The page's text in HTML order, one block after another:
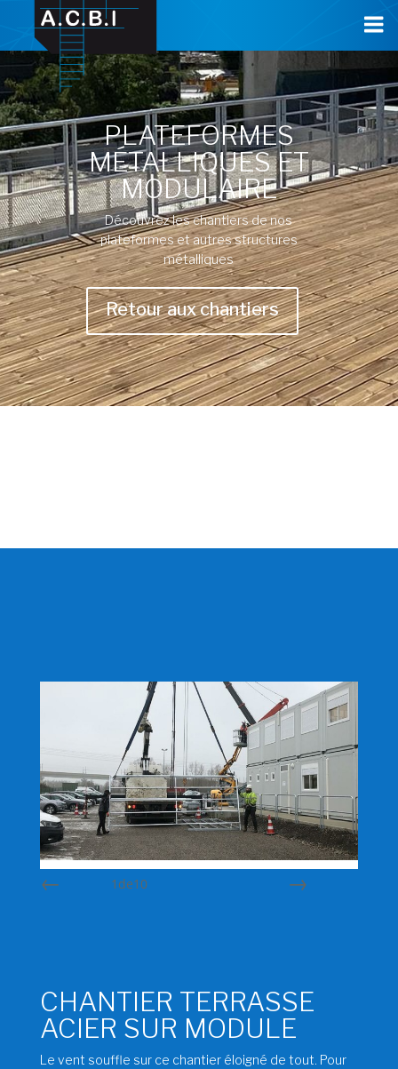
PLATEFORMES
MÉTALLIQUES ET
MODULAIRE
Découvrez les chantiers de nos
plateformes et autres structures
métalliques
Retour aux chantiers
1 de10
CHANTIER TERRASSE
ACIER SUR MODULE
Le vent souffle sur ce chantier éloigné de tout. Pour
Cookies management panel